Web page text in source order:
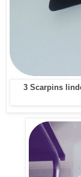
3 Scarpins